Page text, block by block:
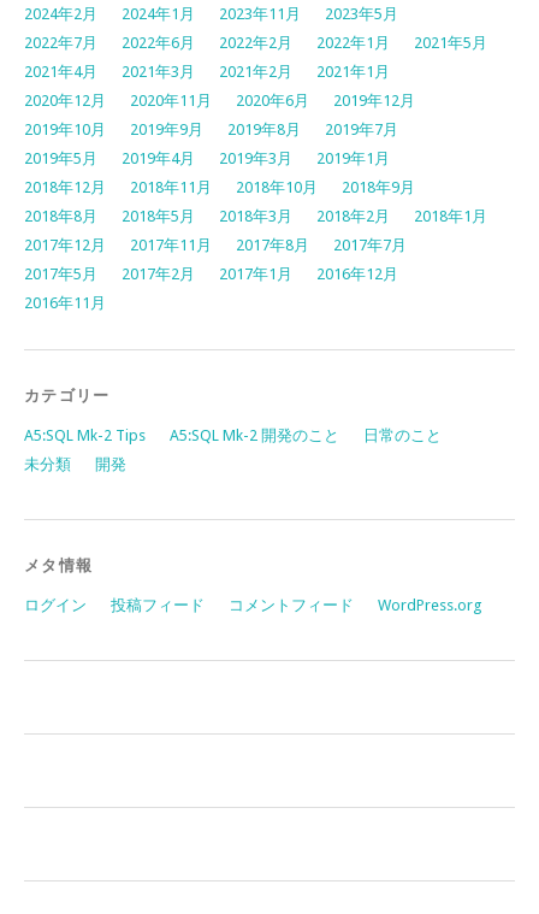
2024年2月
2024年1月 2023年11月
2023年5月
2022年7月
2022年6月 2022年2月 2022年1月
2021年5月
2021年4月
2021年3月 2021年2月
2021年1月
2020年12月
2020年11月 2020年6月
2019年12月
2019年10月
2019年9月 2019年8月
2019年7月
2019年5月
2019年4月 2019年3月
2019年1月
2018年12月
2018年11月 2018年10月
2018年9月
2018年8月
2018年5月 2018年3月 2018年2月
2018年1月
2017年12月
2017年11月 2017年8月
2017年7月
2017年5月
2017年2月 2017年1月
2016年12月
2016年11月
カテゴリー
A5:SQL Mk-2 Tips A5:SQL Mk-2 開発のこと
日常のこと
未分類
開発
メタ情報
ログイン 投稿フィード コメントフィード WordPress.org